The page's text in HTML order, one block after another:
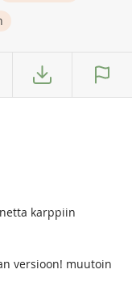
karppiin
versioon! muutoin